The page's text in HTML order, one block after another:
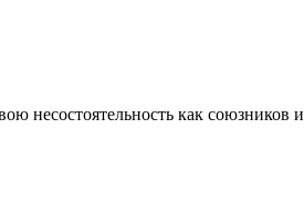
несостоятельность как союзников и